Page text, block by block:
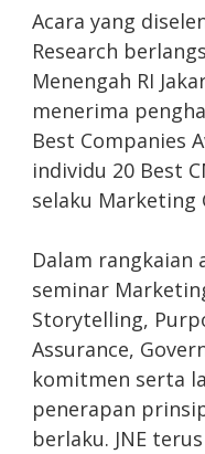
Acara yang
Research
Menengah RI
menerima
Best Companies
individu 20 Best
selaku Marketing
Dalam rangkaian
seminar
Storytelling,
Assurance,
komitmen serta
penerapan
berlaku. JNE